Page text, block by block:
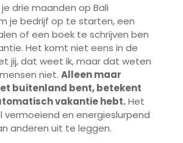
drie maanden op Bali
je bedrijf op te starten, een
of een boek te schrijven ben
Het komt niet eens in de
jij, dat weet ik, maar dat weten
niet. Alleen maar
buitenland bent, betekent
vakantie hebt.Het
vermoeiend en energieslurpend
anderen uit te leggen.